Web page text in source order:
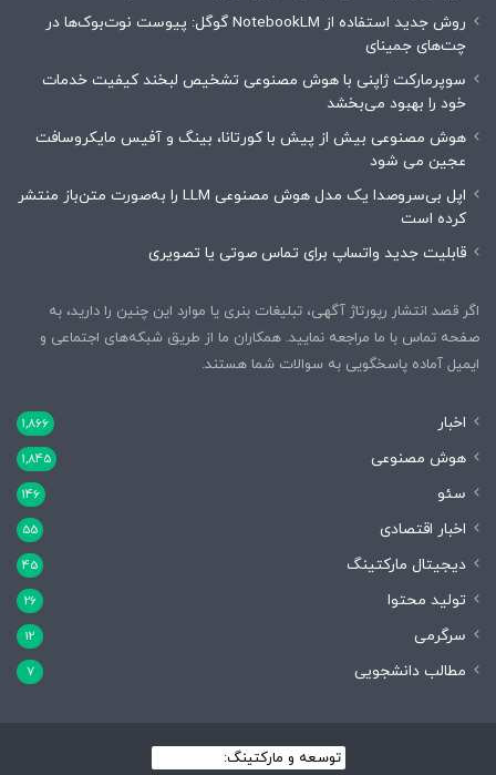
روش جدید استفاده از NotebookLM گوگل: پیوست نوت‌بوک‌ها در
چت‌های جمینای
سوپرمارکت ژاپنی با هوش مصنوعی تشخیص لبخند کیفیت خدمات
خود را بهبود می‌بخشد
هوش مصنوعی بیش از پیش با کورتانا، بینگ و آفیس مایکروسافت
عجین می شود
اپل بی‌سروصدا یک مدل هوش مصنوعی LLM را به‌صورت متن‌باز منتشر
کرده است
قابلیت جدید واتساپ برای تماس صوتی یا تصویری
اگر قصد انتشار رپورتاژ آگهی، تبلیغات بنری یا موارد این چنین را دارید، به
صفحه تماس با ما مراجعه نمایید. همکاران ما از طریق شبکه‌های اجتماعی و
ایمیل آماده پاسخگویی به سوالات شما هستند.
اخبار 1,866
هوش مصنوعی 1,845
سئو 146
اخبار اقتصادی 55
دیجیتال مارکتینگ 45
تولید محتوا 26
سرگرمی 12
مطالب دانشجویی 7
توسعه و مارکتینگ: